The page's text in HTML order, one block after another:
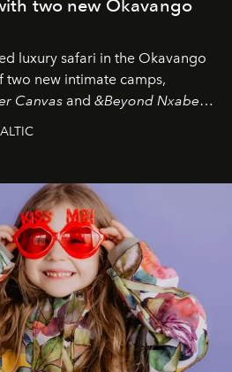
two new Okavango
luxury safari in the Okavango
two new intimate camps,
Canvas and &Beyond Nxabega
with the newly refurbished
offering a rare combination
sustainability.
— it’s the wild, felt, heard,
where comfort and
that you become part